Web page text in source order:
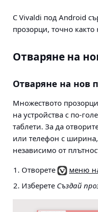
С Vivaldi под Android
прозорци, точно
Отваряне на
Отваряне на нов
Множеството
на устройства с по-
таблети. За да
или телефон с
независимо от
Отворете
меню
Изберете Създай